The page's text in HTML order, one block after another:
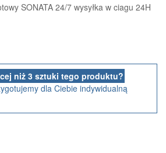
SONATA 24/7 wysyłka w ciagu 24H
niż 3 sztuki tego produktu?
dla Ciebie indywidualną